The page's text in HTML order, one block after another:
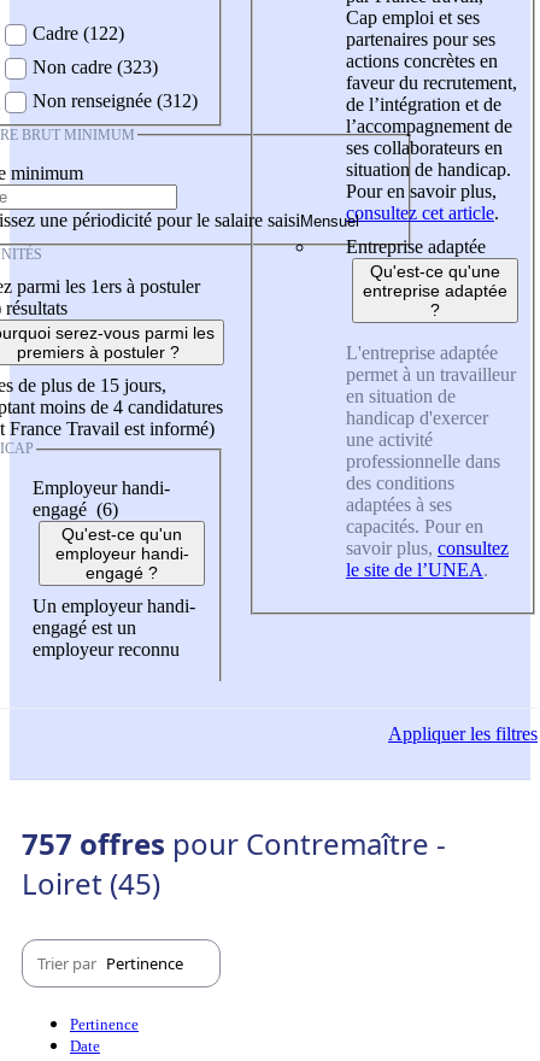
Cadre (122)
Non cadre (323)
Non renseignée (312)
BRUT MINIMUM
minimum
une périodicité pour le salaire saisi
parmi les 1ers à postuler
résultats
serez-vous parmi les
premiers à postuler ?
de plus de 15 jours,
moins de 4 candidatures
France Travail est informé)
Employeur handi-
engagé (6)
Qu'est-ce qu'un
employeur handi-
engagé ?
Un employeur handi-
engagé est un
employeur reconnu
Cap emploi et ses
partenaires pour ses
actions concrètes en
faveur du recrutement,
de l’intégration et de
l’accompagnement de
ses collaborateurs en
situation de handicap.
Pour en savoir plus,
consultez cet article.
Entreprise adaptée
Qu'est-ce qu'une
entreprise adaptée
?
L'entreprise adaptée
permet à un travailleur
en situation de
handicap d'exercer
une activité
professionnelle dans
des conditions
adaptées à ses
capacités. Pour en
savoir plus, consultez
le site de l’UNEA.
Appliquerles filtres
757 offres pour Contremaître -
Loiret (45)
Trier par Pertinence
Pertinence
Date